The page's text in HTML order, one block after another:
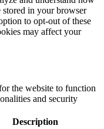
in your browser
to opt-out of these
may affect your
the website to function
and security
Description